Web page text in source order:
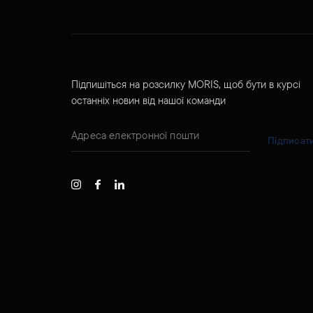
Підпишіться на розсилку MORIS, щоб бути в курсі
останніх новин від нашої команди